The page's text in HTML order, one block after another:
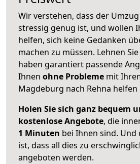
Wir verstehen, dass der
stressig genug ist, und wollen
helfen, sich keine Gedanken
machen zu müssen. Lehnen
haben garantiert passende
Ihnen ohne Probleme mit
Magdeburg nach Rehna helfen
Holen Sie sich ganz bequem
kostenlose Angebote, die
1 Minuten bei Ihnen sind. Und
ist, dass all dies zu
angeboten werden.